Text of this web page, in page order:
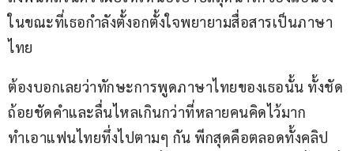
ในขณะที่เธอกำลังตั้งอกตั้งใจพยายามสื่อสารเป็นภาษา
ไทย
ต้องบอกเลยว่าทักษะการพูดภาษาไทยของเธอนั้น ทั้งชัด
ถ้อยชัดคำและลื่นไหลเกินกว่าที่หลายคนคิดไว้มาก
ทำเอาแฟนไทยทึ่งไปตามๆ กัน พีกสุดคือตลอดทั้งคลิป